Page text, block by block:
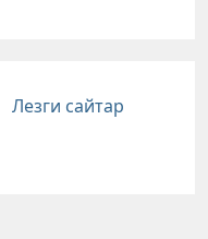
Лезги сайтар